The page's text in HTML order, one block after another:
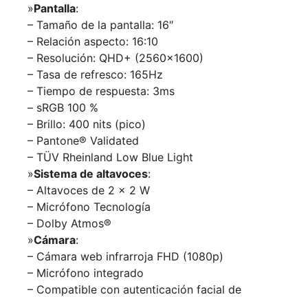
»Pantalla:
– Tamaño de la pantalla: 16″
– Relación aspecto: 16:10
– Resolución: QHD+ (2560×1600)
– Tasa de refresco: 165Hz
– Tiempo de respuesta: 3ms
– sRGB 100 %
– Brillo: 400 nits (pico)
– Pantone® Validated
– TÜV Rheinland Low Blue Light
»Sistema de altavoces:
– Altavoces de 2 x 2 W
– Micrófono Tecnología
– Dolby Atmos®
»Cámara:
– Cámara web infrarroja FHD (1080p)
– Micrófono integrado
– Compatible con autenticación facial de